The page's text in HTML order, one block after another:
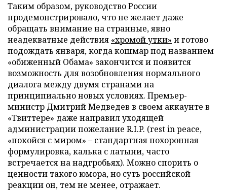
Таким образом, руководство России
продемонстрировало, что не желает даже
обращать внимание на странные, явно
неадекватные действия «хромой утки» и готово
подождать января, когда кошмар под названием
«обиженный Обама» закончится и появится
возможность для возобновления нормального
диалога между двумя странами на
принципиально новых условиях. Премьер-
министр Дмитрий Медведев в своем аккаунте в
«Твиттере» даже направил уходящей
администрации пожелание R.I.P. (rest in peace,
«покойся с миром» – стандартная похоронная
формулировка, калька с латыни, часто
встречается на надгробьях). Можно спорить о
ценности такого юмора, но суть российской
реакции он, тем не менее, отражает.